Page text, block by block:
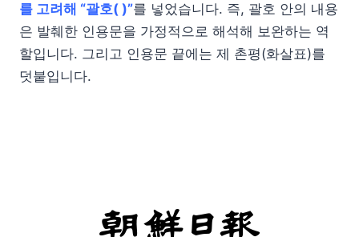
를 고려해 “괄호( )”를 넣었습니다. 즉, 괄호 안의 내용
은 발췌한 인용문을 가정적으로 해석해 보완하는 역
할입니다. 그리고 인용문 끝에는 제 촌평(화살표)를
덧붙입니다.